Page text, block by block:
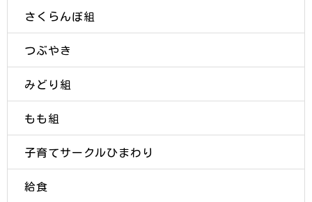
さくらんぼ組
つぶやき
みどり組
もも組
子育てサークルひまわり
給食